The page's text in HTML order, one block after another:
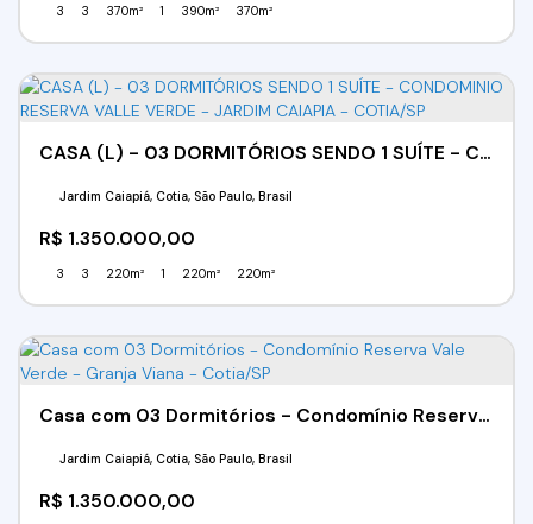
3 3 370m² 1 390m² 370m²
CASA (L) - 03 DORMITÓRIOS SENDO 1 SUÍTE - CONDOMINIO RESERVA VALLE VERDE - JARDIM CAIAPIA - COTIA/SP
R$ 1.350.000,00
Jardim Caiapiá, Cotia, São Paulo, Brasil
3 3 220m² 1 220m² 220m²
Casa com 03 Dormitórios - Condomínio Reserva Vale Verde - Granja Viana - Cotia/SP
R$ 1.350.000,00
Jardim Caiapiá, Cotia, São Paulo, Brasil